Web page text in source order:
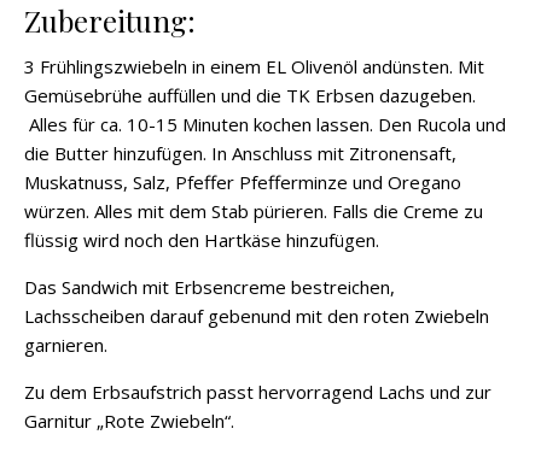
Zubereitung:
3 Frühlingszwiebeln in einem EL Olivenöl andünsten. Mit
Gemüsebrühe auffüllen und die TK Erbsen dazugeben.
Alles für ca. 10-15 Minuten kochen lassen. Den Rucola und
die Butter hinzufügen. In Anschluss mit Zitronensaft,
Muskatnuss, Salz, Pfeffer Pfefferminze und Oregano
würzen. Alles mit dem Stab pürieren. Falls die Creme zu
flüssig wird noch den Hartkäse hinzufügen.
Das Sandwich mit Erbsencreme bestreichen,
Lachsscheiben darauf gebenund mit den roten Zwiebeln
garnieren.
Zu dem Erbsaufstrich passt hervorragend Lachs und zur
Garnitur „Rote Zwiebeln“.